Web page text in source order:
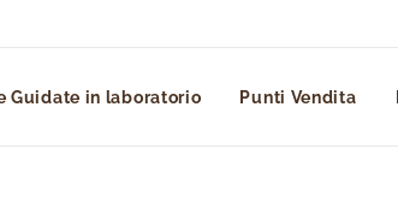
Guidate in laboratorio Punti Vendita